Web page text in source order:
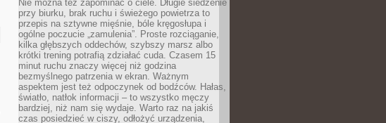
Nie można też zapominać o ciele. Długie siedzenie
przy biurku, brak ruchu i świeżego powietrza to
przepis na sztywne mięśnie, bóle kręgosłupa i
ogólne poczucie „zamulenia”. Proste rozciąganie,
kilka głębszych oddechów, szybszy marsz albo
krótki trening potrafią zdziałać cuda. Czasem 15
minut ruchu znaczy więcej niż godzina
bezmyślnego patrzenia w ekran. Ważnym
aspektem jest też odpoczynek od bodźców. Hałas,
światło, natłok informacji – to wszystko męczy
bardziej, niż nam się wydaje. Warto raz na jakiś
czas posiedzieć w ciszy, odłożyć urządzenia,